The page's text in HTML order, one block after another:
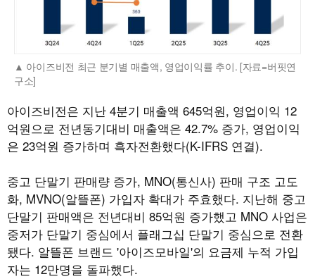
아이즈비전 최근 분기별 매출액, 영업이익률 추이. [자료=버핏연
구소]
아이즈비전은 지난 4분기 매출액 645억원, 영업이익 12
억원으로 전년동기대비 매출액은 42.7% 증가, 영업이익
은 23억원 증가하며 흑자전환했다(K-IFRS 연결).
중고 단말기 판매량 증가, MNO(통신사) 판매 구조 고도
화, MVNO(알뜰폰) 가입자 확대가 주효했다. 지난해 중고
단말기 판매액은 전년대비 85억원 증가했고 MNO 사업은
중저가 단말기 중심에서 플래그십 단말기 중심으로 전환
됐다. 알뜰폰 브랜드 '아이즈모바일'의 요금제 누적 가입
자는 12만명을 돌파했다.